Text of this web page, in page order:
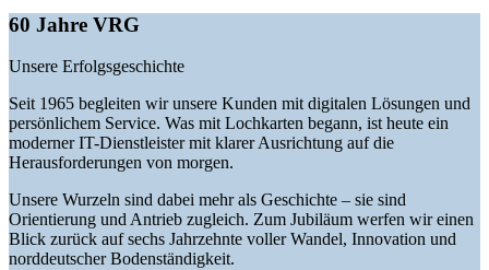
60 Jahre VRG
Unsere Erfolgsgeschichte
Seit 1965 begleiten wir unsere Kunden mit digitalen Lösungen und
persönlichem Service. Was mit Lochkarten begann, ist heute ein
moderner IT-Dienstleister mit klarer Ausrichtung auf die
Herausforderungen von morgen.
Unsere Wurzeln sind dabei mehr als Geschichte – sie sind
Orientierung und Antrieb zugleich. Zum Jubiläum werfen wir einen
Blick zurück auf sechs Jahrzehnte voller Wandel, Innovation und
norddeutscher Bodenständigkeit.